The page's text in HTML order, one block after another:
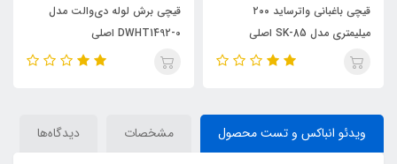
قیچی باغبانی واترساید ۲۰۰
میلیمتری مدل SK-85 اصلی
قیچی برش لوله دی‌والت مدل
DWHT1492-0 اصلی
ویدئو انباکس و تست محصول مشخصات دیدگاه‌ها